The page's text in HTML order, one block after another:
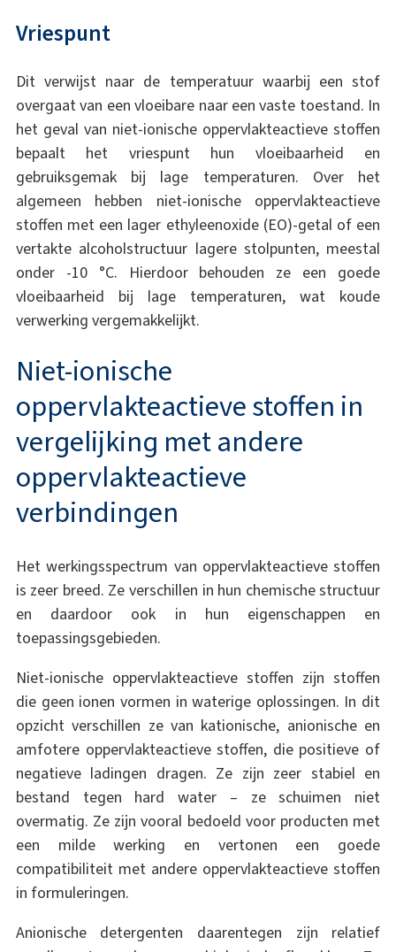
Vriespunt
Dit verwijst naar de temperatuur waarbij een stof
overgaat van een vloeibare naar een vaste toestand. In
het geval van niet-ionische oppervlakteactieve stoffen
bepaalt het vriespunt hun vloeibaarheid en
gebruiksgemak bij lage temperaturen. Over het
algemeen hebben niet-ionische oppervlakteactieve
stoffen met een lager ethyleenoxide (EO)-getal of een
vertakte alcoholstructuur lagere stolpunten, meestal
onder -10 °C. Hierdoor behouden ze een goede
vloeibaarheid bij lage temperaturen, wat koude
verwerking vergemakkelijkt.
Niet-ionische
oppervlakteactieve stoffen in
vergelijking met andere
oppervlakteactieve
verbindingen
Het werkingsspectrum van oppervlakteactieve stoffen
is zeer breed. Ze verschillen in hun chemische structuur
en daardoor ook in hun eigenschappen en
toepassingsgebieden.
Niet-ionische oppervlakteactieve stoffen zijn stoffen
die geen ionen vormen in waterige oplossingen. In dit
opzicht verschillen ze van kationische, anionische en
amfotere oppervlakteactieve stoffen, die positieve of
negatieve ladingen dragen. Ze zijn zeer stabiel en
bestand tegen hard water – ze schuimen niet
overmatig. Ze zijn vooral bedoeld voor producten met
een milde werking en vertonen een goede
compatibiliteit met andere oppervlakteactieve stoffen
in formuleringen.
Anionische detergenten daarentegen zijn relatief